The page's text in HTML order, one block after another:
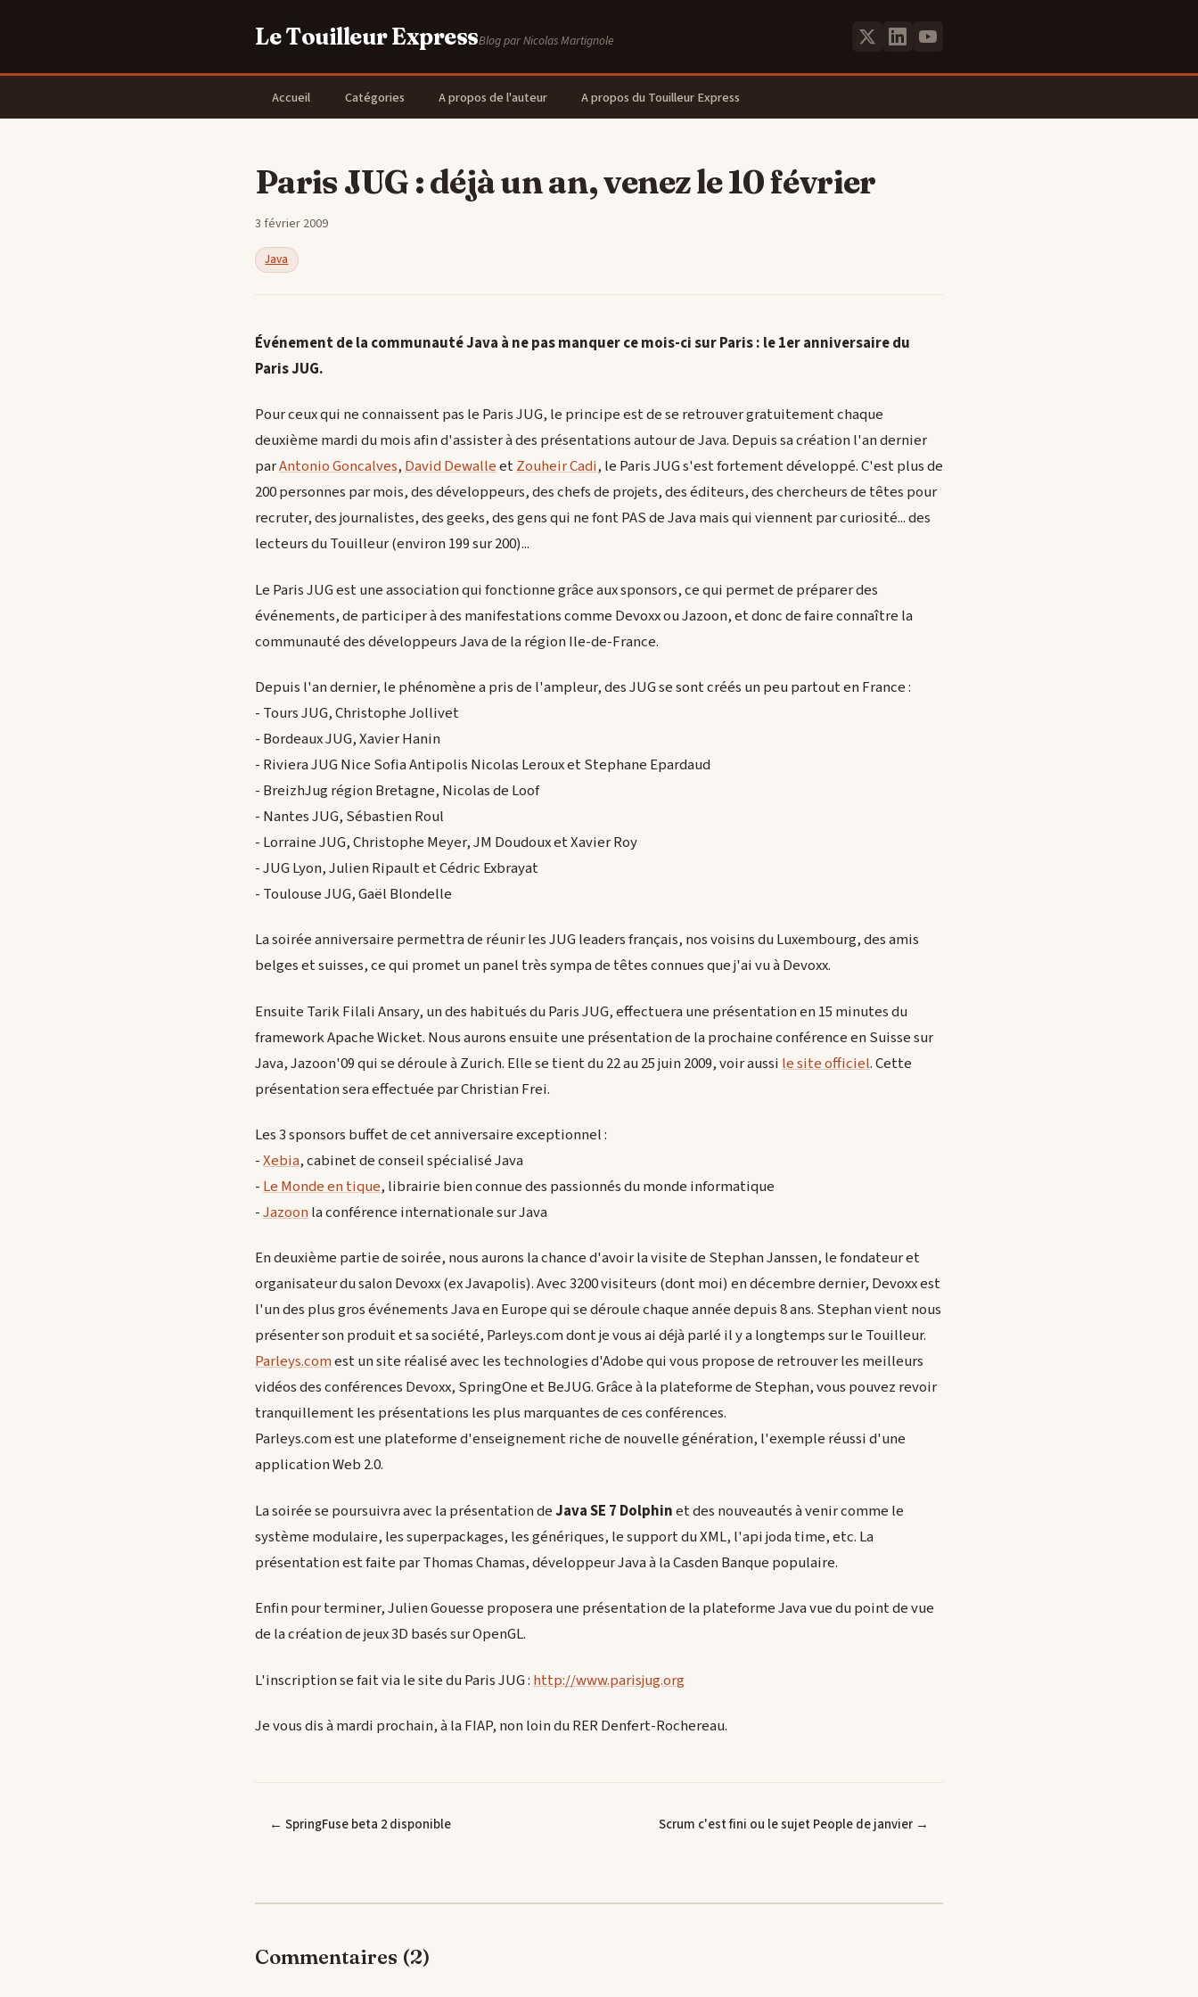
Le Touilleur ExpressBlog par Nicolas Martignole
Accueil Catégories A propos de l'auteur A propos du Touilleur Express
Paris JUG : déjà un an, venez le 10 février
3 février 2009
Java
Événement de la communauté Java à ne pas manquer ce mois-ci sur Paris : le 1er anniversaire du
Paris JUG.
Pour ceux qui ne connaissent pas le Paris JUG, le principe est de se retrouver gratuitement chaque
deuxième mardi du mois afin d'assister à des présentations autour de Java. Depuis sa création l'an dernier
parAntonio Goncalves,David DewalleetZouheir Cadi, le Paris JUG s'est fortement développé. C'est plus de
200 personnes par mois, des développeurs, des chefs de projets, des éditeurs, des chercheurs de têtes pour
recruter, des journalistes, des geeks, des gens qui ne font PAS de Java mais qui viennent par curiosité... des
lecteurs du Touilleur (environ 199 sur 200)...
Le Paris JUG est une association qui fonctionne grâce aux sponsors, ce qui permet de préparer des
événements, de participer à des manifestations comme Devoxx ou Jazoon, et donc de faire connaître la
communauté des développeurs Java de la région Ile-de-France.
Depuis l'an dernier, le phénomène a pris de l'ampleur, des JUG se sont créés un peu partout en France :
- Tours JUG, Christophe Jollivet
- Bordeaux JUG, Xavier Hanin
- Riviera JUG Nice Sofia Antipolis Nicolas Leroux et Stephane Epardaud
- BreizhJug région Bretagne, Nicolas de Loof
- Nantes JUG, Sébastien Roul
- Lorraine JUG, Christophe Meyer, JM Doudoux et Xavier Roy
- JUG Lyon, Julien Ripault et Cédric Exbrayat
- Toulouse JUG, Gaël Blondelle
La soirée anniversaire permettra de réunir les JUG leaders français, nos voisins du Luxembourg, des amis
belges et suisses, ce qui promet un panel très sympa de têtes connues que j'ai vu à Devoxx.
Ensuite Tarik Filali Ansary, un des habitués du Paris JUG, effectuera une présentation en 15 minutes du
framework Apache Wicket. Nous aurons ensuite une présentation de la prochaine conférence en Suisse sur
Java, Jazoon'09 qui se déroule à Zurich. Elle se tient du 22 au 25 juin 2009, voir aussi le site officiel. Cette
présentation sera effectuée par Christian Frei.
Les 3 sponsors buffet de cet anniversaire exceptionnel :
-Xebia, cabinet de conseil spécialisé Java
-Le Monde en tique, librairie bien connue des passionnés du monde informatique
-Jazoonla conférence internationale sur Java
En deuxième partie de soirée, nous aurons la chance d'avoir la visite de Stephan Janssen, le fondateur et
organisateur du salon Devoxx (ex Javapolis). Avec 3200 visiteurs (dont moi) en décembre dernier, Devoxx est
l'un des plus gros événements Java en Europe qui se déroule chaque année depuis 8 ans. Stephan vient nous
présenter son produit et sa société, Parleys.com dont je vous ai déjà parlé il y a longtemps sur le Touilleur.
Parleys.comest un site réalisé avec les technologies d'Adobe qui vous propose de retrouver les meilleurs
vidéos des conférences Devoxx, SpringOne et BeJUG. Grâce à la plateforme de Stephan, vous pouvez revoir
tranquillement les présentations les plus marquantes de ces conférences.
Parleys.com est une plateforme d'enseignement riche de nouvelle génération, l'exemple réussi d'une
application Web 2.0.
La soirée se poursuivra avec la présentation deJava SE 7 Dolphinet des nouveautés à venir comme le
système modulaire, les superpackages, les génériques, le support du XML, l'api joda time, etc. La
présentation est faite par Thomas Chamas, développeur Java à la Casden Banque populaire.
Enfin pour terminer, Julien Gouesse proposera une présentation de la plateforme Java vue du point de vue
de la création de jeux 3D basés sur OpenGL.
L'inscription se fait via le site du Paris JUG : http://www.parisjug.org
Je vous dis à mardi prochain, à la FIAP, non loin du RER Denfert-Rochereau.
← SpringFuse beta 2 disponible Scrum c'est fini ou le sujet People de janvier →
Commentaires (2)